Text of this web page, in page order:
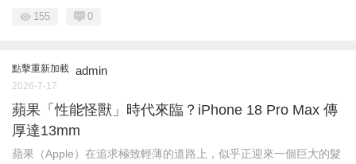
155 0
點擊重新加載 admin
2026-7-17
蘋果「性能怪獸」時代來臨？iPhone 18 Pro Max 傳
厚達13mm
蘋果（Apple）在追求極致輕薄的道路上，似乎正迎來一個巨大的髮